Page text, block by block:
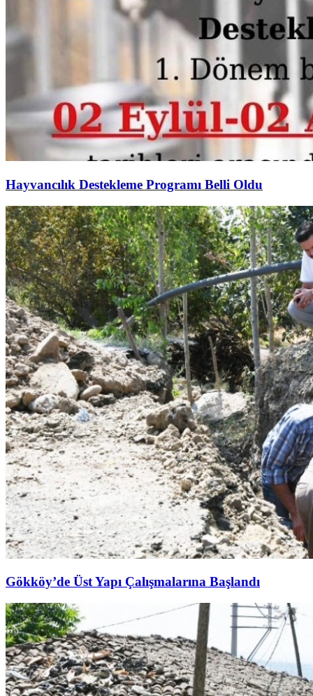
Hayvancılık Destekleme Programı Belli Oldu
Gökköy’de Üst Yapı Çalışmalarına Başlandı